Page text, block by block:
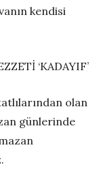
kendisi
‘KADAYIF’
olan
günlerinde